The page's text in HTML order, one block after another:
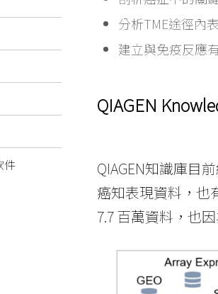
件
分析TME途徑內
建立與免疫反應
QIAGEN
QIAGEN知識庫目
癌知表現資料，也
7.7 百萬資料，也